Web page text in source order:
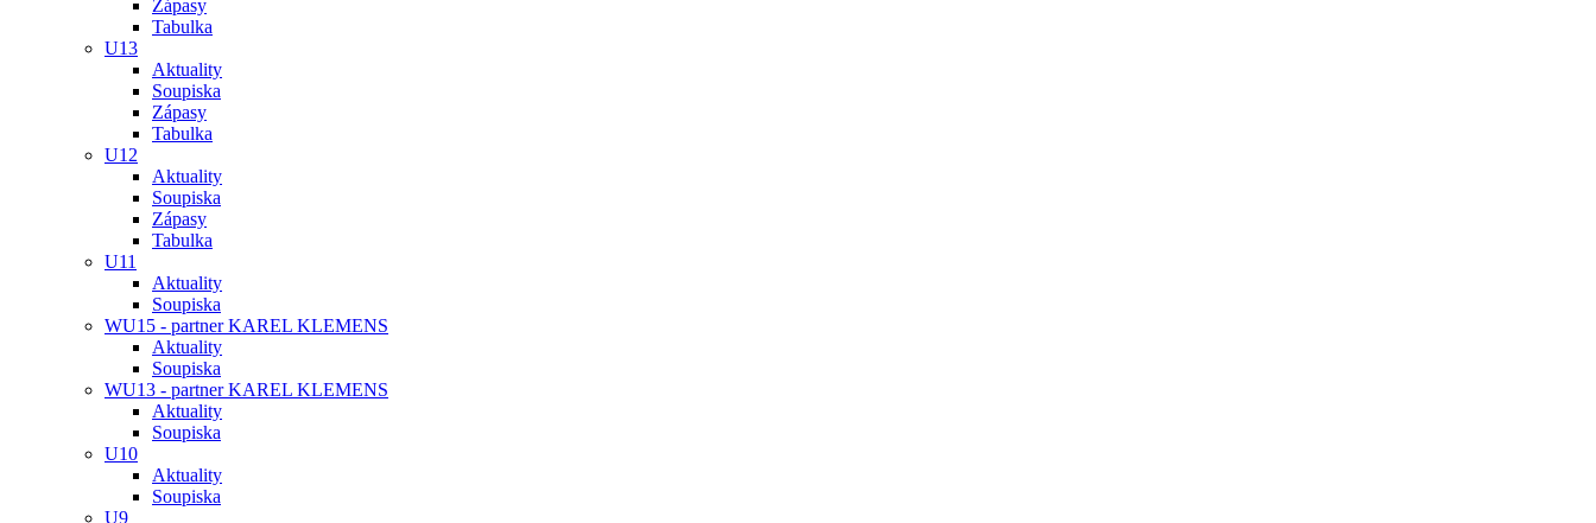
Zápasy
Tabulka
U13
Aktuality
Soupiska
Zápasy
Tabulka
U12
Aktuality
Soupiska
Zápasy
Tabulka
U11
Aktuality
Soupiska
WU15 - partner KAREL KLEMENS
Aktuality
Soupiska
WU13 - partner KAREL KLEMENS
Aktuality
Soupiska
U10
Aktuality
Soupiska
U9